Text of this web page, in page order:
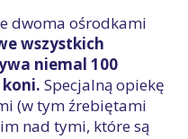
dwoma ośrodkami
wszystkich
niemal 100
Specjalną opiekę
(w tym źrebiętami
nad tymi, które są